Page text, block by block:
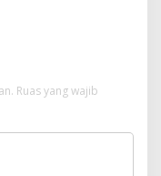
Ruas yang wajib